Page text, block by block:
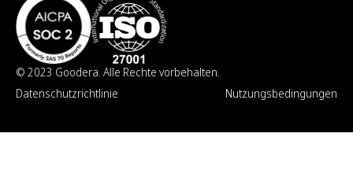
© 2023 Goodera. Alle Rechte vorbehalten.
Datenschutzrichtlinie
Nutzungsbedingungen